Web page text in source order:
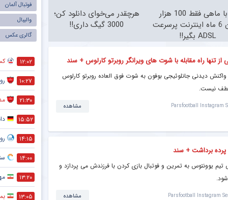
با ماهی فقط 100 هزار
تومان 6 ماه اینترنت پرسرعت
ADSL بگیر!!
هرچقدر می‌خوای دانلود کن؛
3000 گیگ داری!!
از تنها راه مقابله با شوت های ویرانگر روبرتو کارلوس + سند
دیدنی جانلوئیجی بوفون به شوت فوق العاده روبرتو کارلوس
لطف نیست.
Parsfootball Instagram مشاهده
پرده برداشت + سند
تیم یوونتوس به تمرین و فوتبال بازی کردن با فرزندش می پردازد و
Parsfootball Instagram مشاهده
فوتبال آلمان
والیبال
گالری عکس
۱۲:۰۲
۱۰:۲۷
۲۱:۳۰
۱۵:۵۲
۱۴:۱۵
۱۴:۰۰
۱۳:۲۰
۱۳:۰۵